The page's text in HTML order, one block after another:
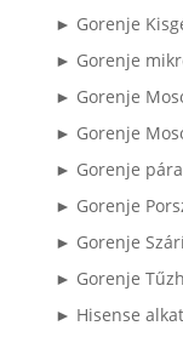
► Gorenje
► Gorenje
► Gorenje
► Gorenje
► Gorenje
► Gorenje
► Gorenje
► Gorenje
► Hisense